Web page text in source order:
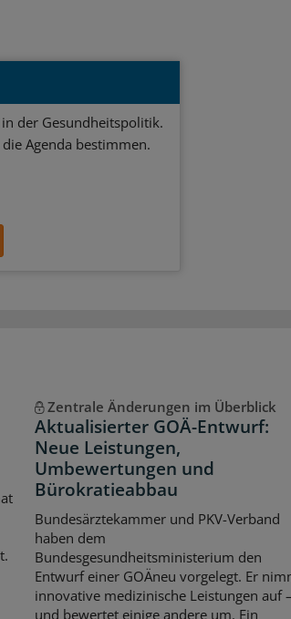
der Gesundheitspolitik.
Agenda bestimmen.
Zentrale Änderungen im Überblick
Aktualisierter GOÄ-Entwurf:
Neue Leistungen,
Umbewertungen und
Bürokratieabbau
Bundesärztekammer und PKV-Verband
haben dem
Bundesgesundheitsministerium den
Entwurf einer GOÄneu vorgelegt. Er
innovative medizinische Leistungen auf –
und bewertet einige andere um. Ein